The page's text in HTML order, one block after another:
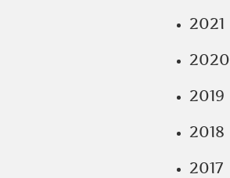
2021
2020
2019
2018
2017